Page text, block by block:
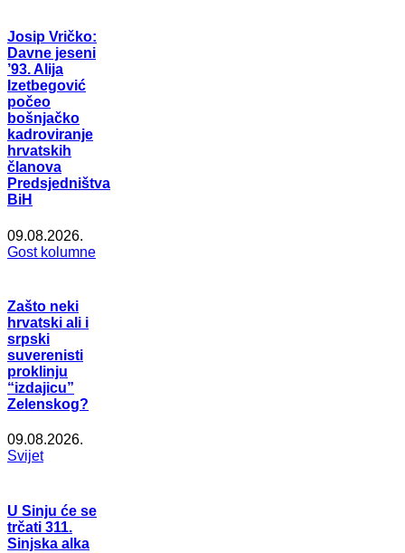
Josip Vričko:
Davne jeseni
’93. Alija
Izetbegović
počeo
bošnjačko
kadroviranje
hrvatskih
članova
Predsjedništva
BiH
09.08.2026.
Gost kolumne
Zašto neki
hrvatski ali i
srpski
suverenisti
proklinju
“izdajicu”
Zelenskog?
09.08.2026.
Svijet
U Sinju će se
trčati 311.
Sinjska alka